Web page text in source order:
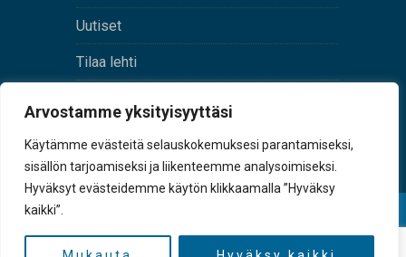
Arvostamme yksityisyyttäsi
Käytämme evästeitä selauskokemuksesi parantamiseksi,
sisällön tarjoamiseksi ja liikenteemme analysoimiseksi.
Hyväksyt evästeidemme käytön klikkaamalla ”Hyväksy
kaikki”.
Uutiset
Tilaa lehti
tunnus 0167229-8